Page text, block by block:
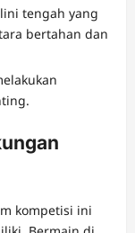
tengah yang
bertahan dan
kompetisi ini